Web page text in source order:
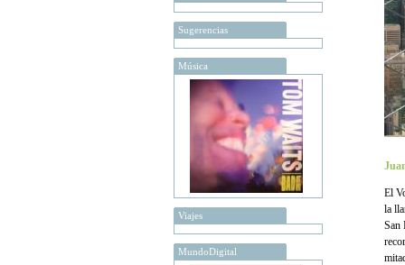
Sugerencias
Música
Viajes
MundoDigital
El
la
San